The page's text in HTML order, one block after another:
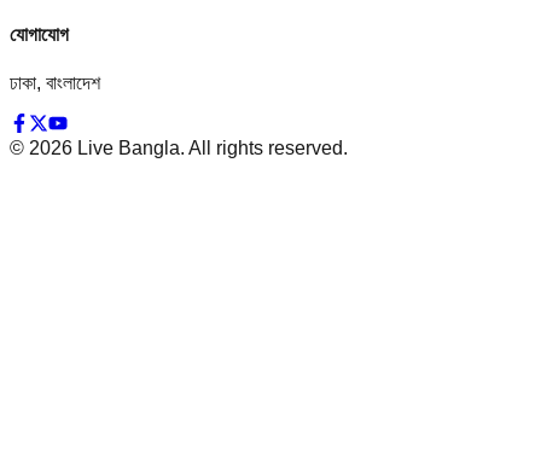
যোগাযোগ
ঢাকা, বাংলাদেশ
© 2026 Live Bangla. All rights reserved.